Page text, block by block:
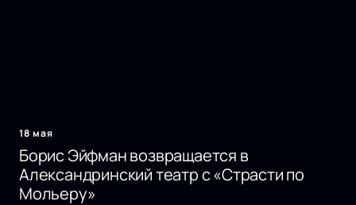
18 мая
Борис Эйфман возвращается в
Александринский театр с «Страсти по
Мольеру»